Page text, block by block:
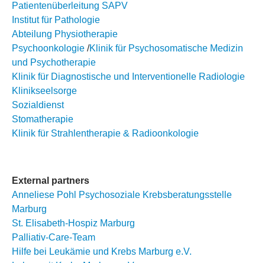
Patientenüberleitung SAPV
Institut für Pathologie
Abteilung Physiotherapie
Psychoonkologie /Klinik für Psychosomatische Medizin
und Psychotherapie
Klinik für Diagnostische und Interventionelle Radiologie
Klinikseelsorge
Sozialdienst
Stomatherapie
Klinik für Strahlentherapie & Radioonkologie
External partners
Anneliese Pohl Psychosoziale Krebsberatungsstelle
Marburg
St. Elisabeth-Hospiz Marburg
Palliativ-Care-Team
Hilfe bei Leukämie und Krebs Marburg e.V.